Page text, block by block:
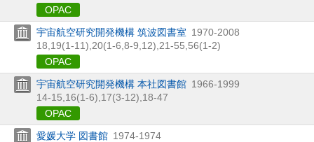
OPAC
宇宙航空研究開発機構 筑波図書室 1970-2008
18, 19(1-11), 20(1-6, 8-9, 12), 21-55, 56(1-2)
OPAC
宇宙航空研究開発機構 本社図書館 1966-1999
14-15, 16(1-6), 17(3-12), 18-47
OPAC
愛媛大学 図書館 1974-1974